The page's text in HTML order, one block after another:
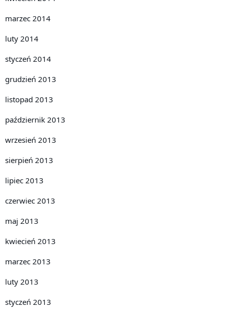
marzec 2014
luty 2014
styczeń 2014
grudzień 2013
listopad 2013
październik 2013
wrzesień 2013
sierpień 2013
lipiec 2013
czerwiec 2013
maj 2013
kwiecień 2013
marzec 2013
luty 2013
styczeń 2013